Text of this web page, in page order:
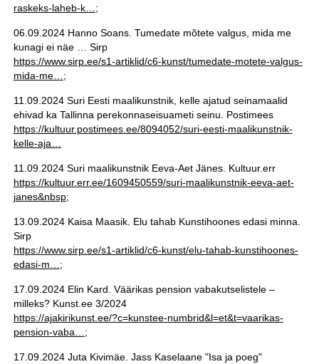
raskeks-laheb-k… ;
06.09.2024 Hanno Soans. Tumedate mõtete valgus, mida me
kunagi ei näe … Sirp
https://www.sirp.ee/s1-artiklid/c6-kunst/tumedate-motete-valgus-
mida-me… ;
11.09.2024 Suri Eesti maalikunstnik, kelle ajatud seinamaalid
ehivad ka Tallinna perekonnaseisuameti seinu. Postimees
https://kultuur.postimees.ee/8094052/suri-eesti-maalikunstnik-
kelle-aja…
11.09.2024 Suri maalikunstnik Eeva-Aet Jänes. Kultuur.err
https://kultuur.err.ee/1609450559/suri-maalikunstnik-eeva-aet-
janes&nbsp;
13.09.2024 Kaisa Maasik. Elu tahab Kunstihoones edasi minna.
Sirp
https://www.sirp.ee/s1-artiklid/c6-kunst/elu-tahab-kunstihoones-
edasi-m… ;
17.09.2024 Elin Kard. Väärikas pension vabakutselistele –
milleks? Kunst.ee 3/2024
https://ajakirikunst.ee/?c=kunstee-numbrid&l=et&t=vaarikas-
pension-vaba… ;
17.09.2024 Juta Kivimäe. Jass Kaselaane "Isa ja poeg"